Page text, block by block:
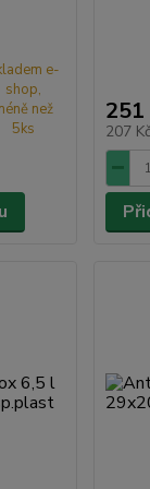
e-
shop,
než
5ks
251
207